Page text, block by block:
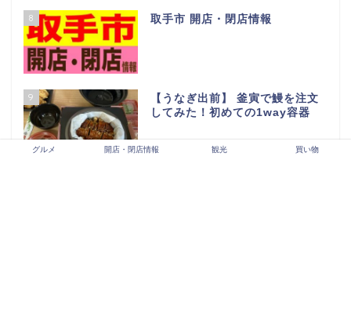
5
【2026年最新版】龍ヶ崎市開
店・閉店情報
6
LALAガーデンつくば閉店セール
行ってきた…
グルメ 開店・閉店情報 観光 買い物